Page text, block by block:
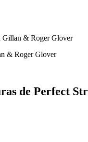
Gillan & Roger Glover
& Roger Glover
de Perfect